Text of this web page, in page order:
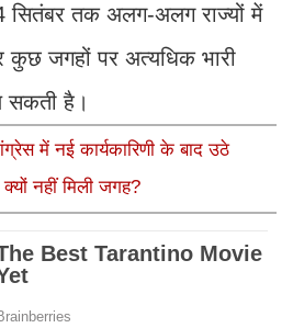
सितंबर तक अलग-अलग राज्यों में
कुछ जगहों पर अत्यधिक भारी
सकती है।
में नई कार्यकारिणी के बाद उठे
क्यों नहीं मिली जगह?